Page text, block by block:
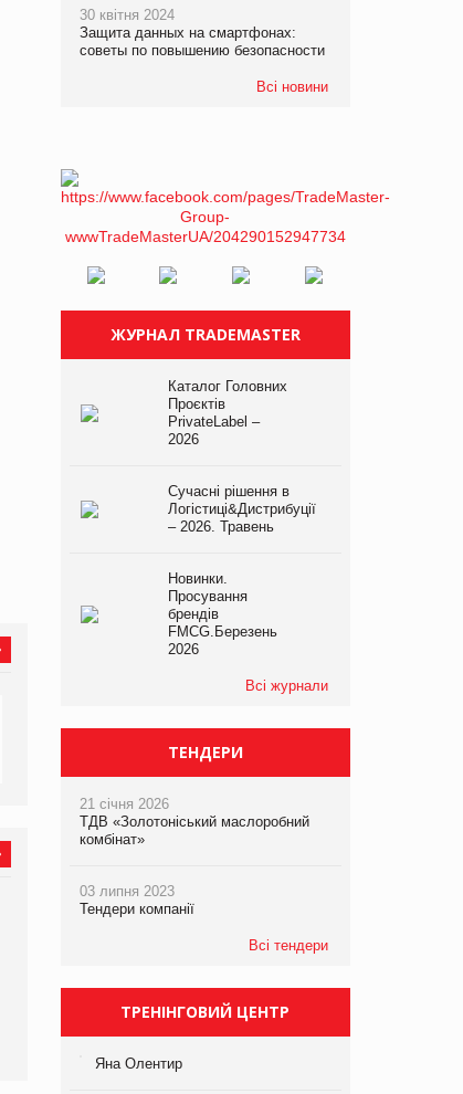
виробництва
компанії «УкраМарин»
30 квітня 2024
Защита данных на смартфонах:
советы по повышению безопасности
Всі новини
ЖУРНАЛ TRADEMASTER
Каталог Головних
Проєктів
PrivateLabel –
2026
Сучасні рішення в
Логістиці&Дистрибуції
– 2026. Травень
Новинки.
Просування
брендів
FMCG.Березень
2026
Всі журнали
ТЕНДЕРИ
21 січня 2026
ТДВ «Золотоніський маслоробний
комбінат»
03 липня 2023
Тендери компанії
Всі тендери
ТРЕНІНГОВИЙ ЦЕНТР
Яна Олентир